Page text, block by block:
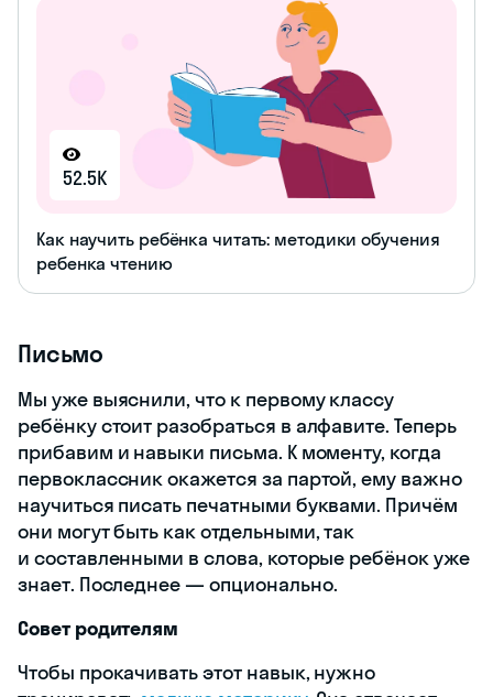
52.5K
Как научить ребёнка читать: методики обучения
ребенка чтению
Письмо
Мы уже выяснили, что к первому классу
ребёнку стоит разобраться в алфавите. Теперь
прибавим и навыки письма. К моменту, когда
первоклассник окажется за партой, ему важно
научиться писать печатными буквами. Причём
они могут быть как отдельными, так
и составленными в слова, которые ребёнок уже
знает. Последнее — опционально.
Совет родителям
Чтобы прокачивать этот навык, нужно